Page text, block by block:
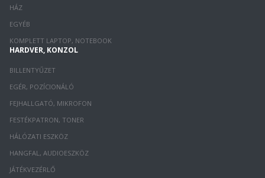
HÁZ
EGYÉB
KOMPLETT LAPTOP, NOTEBOOK
HARDVER, KONZOL
BILLENTYŰZET
EGÉR, POZÍCIONÁLÓ
FEJHALLGATÓ, MIKROFON
FESTÉKPATRON, TONER
HÁLÓZATI ESZKÖZ
HANGFAL, AUDIOESZKÖZ
JÁTÉKVEZÉRLŐ